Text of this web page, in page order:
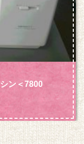
シン＜7800